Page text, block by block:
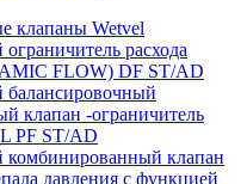
клапаны Wetvel
расхода
FLOW) DF ST/AD
балансировочный
клапан -ограничитель
PF ST/AD
комбинированный клапан
давления с функцией